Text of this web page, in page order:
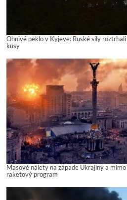
Ohnivé peklo v Kyjeve: Ruské sily
kusy
Masové nálety na západe Ukrajiny a
raketový program